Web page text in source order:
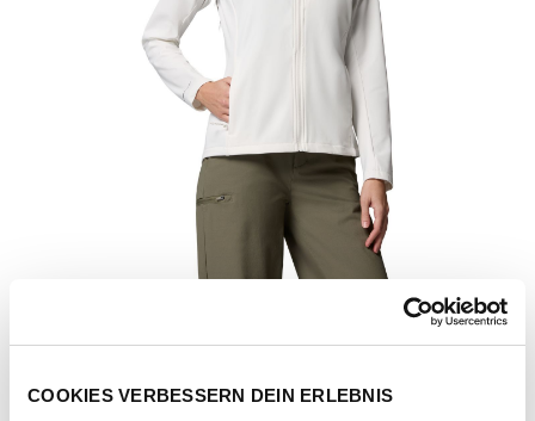
COOKIES VERBESSERN DEIN ERLEBNIS